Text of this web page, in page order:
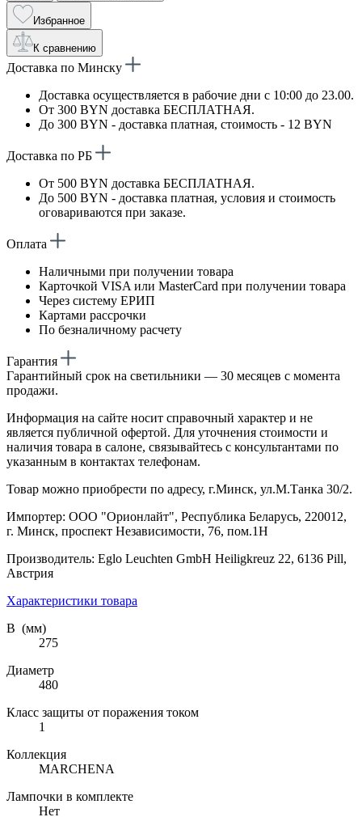
Избранное
К сравнению
Доставка по Минску
Доставка осуществляется в рабочие дни с 10:00 до 23.00.
От 300 BYN доставка БЕСПЛАТНАЯ.
До 300 BYN - доставка платная, стоимость - 12 BYN
Доставка по РБ
От 500 BYN доставка БЕСПЛАТНАЯ.
До 500 BYN - доставка платная, условия и стоимость
оговариваются при заказе.
Оплата
Наличными при получении товара
Карточкой VISA или MasterCard при получении товара
Через систему ЕРИП
Картами рассрочки
По безналичному расчету
Гарантия
Гарантийный срок на светильники — 30 месяцев с момента
продажи.
Информация на сайте носит справочный характер и не
является публичной офертой. Для уточнения стоимости и
наличия товара в салоне, связывайтесь с консультантами по
указанным в контактах телефонам.
Товар можно приобрести по адресу, г.Минск, ул.М.Танка 30/2.
Импортер: ООО "Орионлайт", Республика Беларусь, 220012,
г. Минск, проспект Независимости, 76, пом.1Н
Производитель: Eglo Leuchten GmbH Heiligkreuz 22, 6136 Pill,
Австрия
Характеристики товара
В (мм)
275
Диаметр
480
Класс защиты от поражения током
1
Коллекция
MARCHENA
Лампочки в комплекте
Нет